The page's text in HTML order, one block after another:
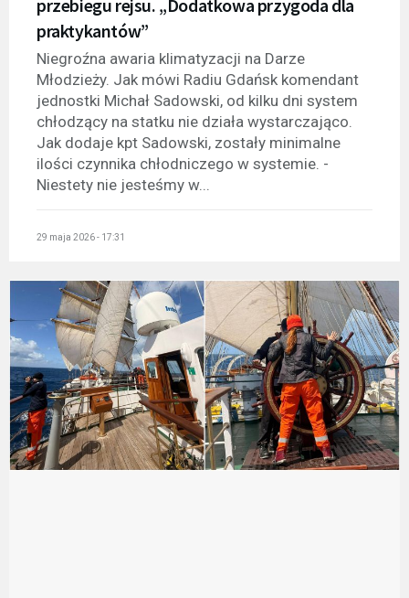
przebiegu rejsu. „Dodatkowa przygoda dla
praktykantów”
Niegroźna awaria klimatyzacji na Darze
Młodzieży. Jak mówi Radiu Gdańsk komendant
jednostki Michał Sadowski, od kilku dni system
chłodzący na statku nie działa wystarczająco.
Jak dodaje kpt Sadowski, zostały minimalne
ilości czynnika chłodniczego w systemie. -
Niestety nie jesteśmy w...
29 maja 2026 - 17:31